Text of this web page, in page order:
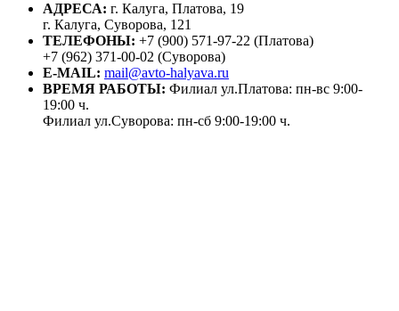
АДРЕСА: г. Калуга, Платова, 19
г. Калуга, Суворова, 121
ТЕЛЕФОНЫ: +7 (900) 571-97-22 (Платова)
+7 (962) 371-00-02 (Суворова)
E-MAIL: mail@avto-halyava.ru
ВРЕМЯ РАБОТЫ: Филиал ул.Платова: пн-вс 9:00-
19:00 ч.
Филиал ул.Суворова: пн-сб 9:00-19:00 ч.